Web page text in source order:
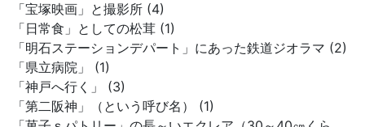
「宝塚映画」と撮影所 (4)
「日常食」としての松茸 (1)
「明石ステーションデパート」にあった鉄道ジオラマ (2)
「県立病院」 (1)
「神戸へ行く」 (3)
「第二阪神」（という呼び名） (1)